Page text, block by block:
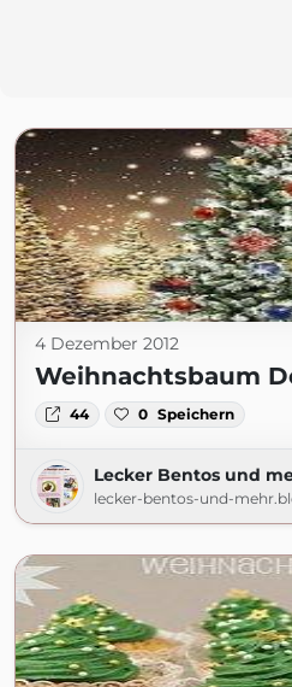
4 Dezember 2012
Weihnachtsbaum
44 0 Speichern
Lecker Bentos und
lecker-bentos-und-